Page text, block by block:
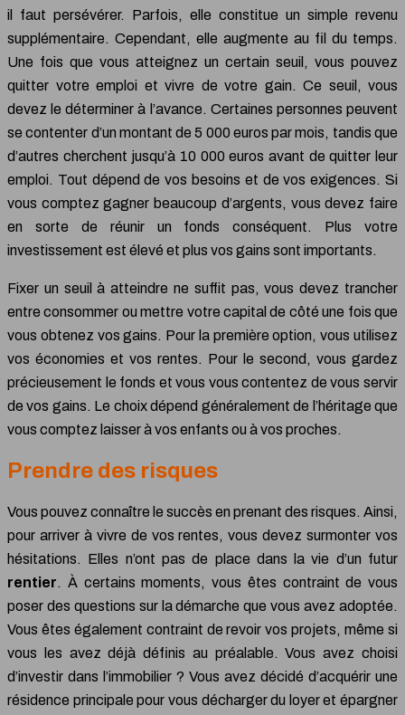
il faut persévérer. Parfois, elle constitue un simple revenu
supplémentaire. Cependant, elle augmente au fil du temps.
Une fois que vous atteignez un certain seuil, vous pouvez
quitter votre emploi et vivre de votre gain. Ce seuil, vous
devez le déterminer à l’avance. Certaines personnes peuvent
se contenter d’un montant de 5 000 euros par mois, tandis que
d’autres cherchent jusqu’à 10 000 euros avant de quitter leur
emploi. Tout dépend de vos besoins et de vos exigences. Si
vous comptez gagner beaucoup d’argents, vous devez faire
en sorte de réunir un fonds conséquent. Plus votre
investissement est élevé et plus vos gains sont importants.
Fixer un seuil à atteindre ne suffit pas, vous devez trancher
entre consommer ou mettre votre capital de côté une fois que
vous obtenez vos gains. Pour la première option, vous utilisez
vos économies et vos rentes. Pour le second, vous gardez
précieusement le fonds et vous vous contentez de vous servir
de vos gains. Le choix dépend généralement de l’héritage que
vous comptez laisser à vos enfants ou à vos proches.
Prendre des risques
Vous pouvez connaître le succès en prenant des risques. Ainsi,
pour arriver à vivre de vos rentes, vous devez surmonter vos
hésitations. Elles n’ont pas de place dans la vie d’un futur
rentier. À certains moments, vous êtes contraint de vous
poser des questions sur la démarche que vous avez adoptée.
Vous êtes également contraint de revoir vos projets, même si
vous les avez déjà définis au préalable. Vous avez choisi
d’investir dans l’immobilier ? Vous avez décidé d’acquérir une
résidence principale pour vous décharger du loyer et épargner